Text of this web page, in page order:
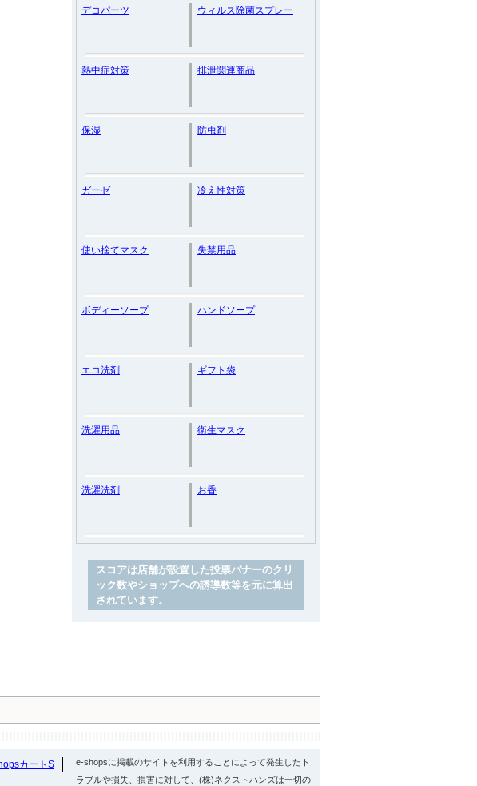
デコパーツ ウィルス除菌スプレー
熱中症対策 排泄関連商品
保湿 防虫剤
ガーゼ 冷え性対策
使い捨てマスク 失禁用品
ボディーソープ ハンドソープ
エコ洗剤 ギフト袋
洗濯用品 衛生マスク
洗濯洗剤 お香
スコアは店舗が設置した投票バナーのクリ
ック数やショップへの誘導数等を元に算出
されています。
カートS
e-shopsに掲載のサイトを利用することによって発生したト
ラブルや損失、損害に対して、(株)ネクストハンズは一切の